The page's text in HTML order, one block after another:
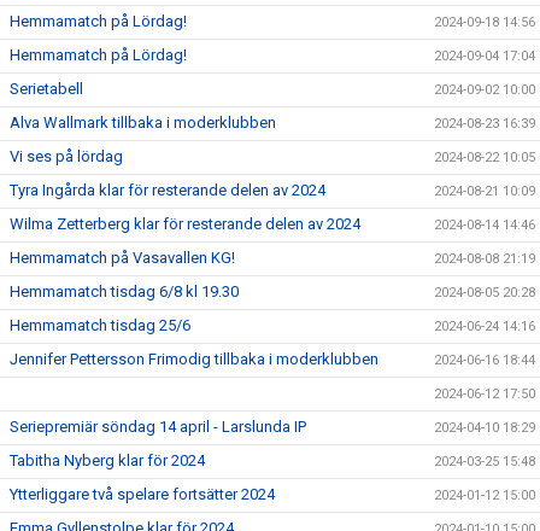
Hemmamatch på Lördag! 2024-09-18 14:56
Hemmamatch på Lördag! 2024-09-04 17:04
Serietabell 2024-09-02 10:00
Alva Wallmark tillbaka i moderklubben 2024-08-23 16:39
Vi ses på lördag 2024-08-22 10:05
Tyra Ingårda klar för resterande delen av 2024 2024-08-21 10:09
Wilma Zetterberg klar för resterande delen av 2024 2024-08-14 14:46
Hemmamatch på Vasavallen KG! 2024-08-08 21:19
Hemmamatch tisdag 6/8 kl 19.30 2024-08-05 20:28
Hemmamatch tisdag 25/6 2024-06-24 14:16
Jennifer Pettersson Frimodig tillbaka i moderklubben 2024-06-16 18:44
2024-06-12 17:50
Seriepremiär söndag 14 april - Larslunda IP 2024-04-10 18:29
Tabitha Nyberg klar för 2024 2024-03-25 15:48
Ytterliggare två spelare fortsätter 2024 2024-01-12 15:00